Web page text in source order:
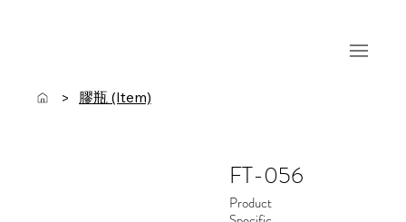
> 膠瓶 (Item)
FT-056
Product